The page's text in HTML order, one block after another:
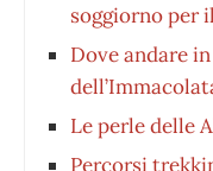
soggiorno per
Dove andare
Le perle delle
Percorsi